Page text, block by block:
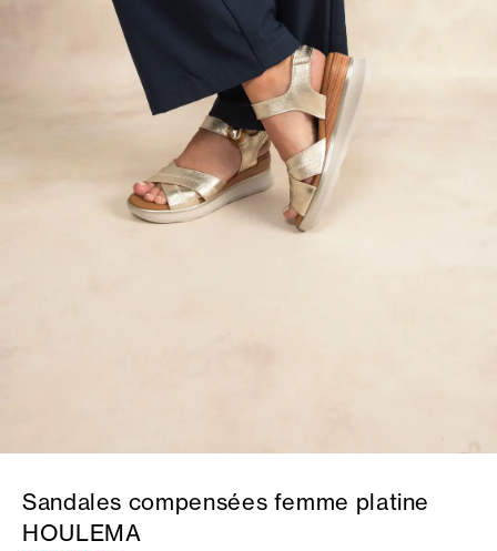
Sandales compensées femme platine
HOULEMA